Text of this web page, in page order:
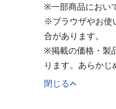
※一部商品におい
※ブラウザやお使
合があります。
※掲載の価格・製
ります。あらかじ
閉じる